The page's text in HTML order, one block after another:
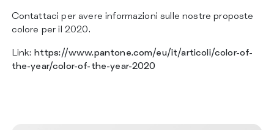
Contattaci per avere informazioni sulle nostre proposte
colore per il 2020.
Link: https://www.pantone.com/eu/it/articoli/color-of-
the-year/color-of-the-year-2020